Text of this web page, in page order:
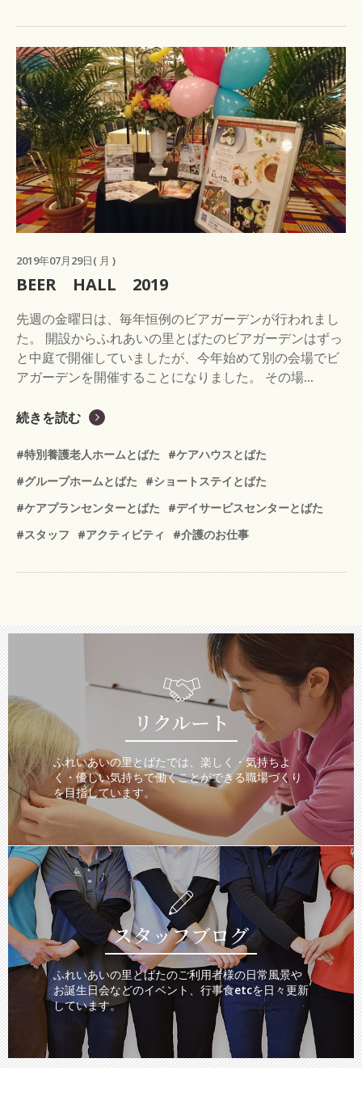
2019年07月29日( 月 )
BEER HALL 2019
先週の金曜日は、毎年恒例のビアガーデンが行われまし
た。 開設からふれあいの里とばたのビアガーデンはずっ
と中庭で開催していましたが、今年始めて別の会場でビ
アガーデンを開催することになりました。 その場...
続きを読む
#特別養護老人ホームとばた
#ケアハウスとばた
#グループホームとばた
#ショートステイとばた
#ケアプランセンターとばた
#デイサービスセンターとばた
#スタッフ
#アクティビティ #介護のお仕事
リクルート
ふれいあいの里とばたでは、楽しく・気持ちよ
く・優しい気持ちで働くことができる職場づくり
を目指しています。
スタッフブログ
ふれいあいの里とばたのご利用者様の日常風景や
お誕生日会などのイベント、行事食etcを日々更新
しています。